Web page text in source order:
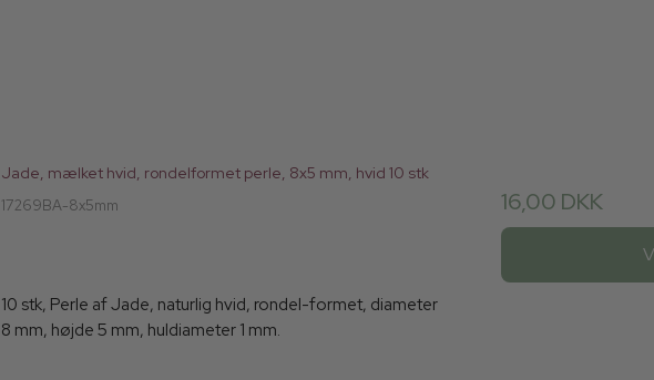
Jade, mælket hvid, rondelformet perle, 8x5 mm, hvid 10 stk
17269BA-8x5mm
10 stk, Perle af Jade, naturlig hvid, rondel-formet, diameter
8 mm, højde 5 mm, huldiameter 1 mm.
16,00 DKK